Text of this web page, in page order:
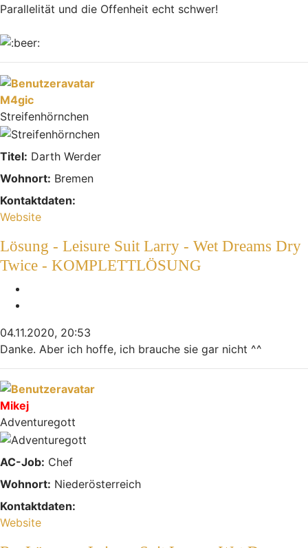
Parallelität und die Offenheit echt schwer!
Nach oben
M4gic
Streifenhörnchen
Titel: Darth Werder
Wohnort: Bremen
Kontaktdaten:
Kontaktdaten von M4gic
Website
Lösung - Leisure Suit Larry - Wet Dreams Dry
Twice - KOMPLETTLÖSUNG
04.11.2020, 20:53
Danke. Aber ich hoffe, ich brauche sie gar nicht ^^
Mikej
Adventuregott
AC-Job: Chef
Wohnort: Niederösterreich
Kontaktdaten:
Kontaktdaten von Mikej
Website